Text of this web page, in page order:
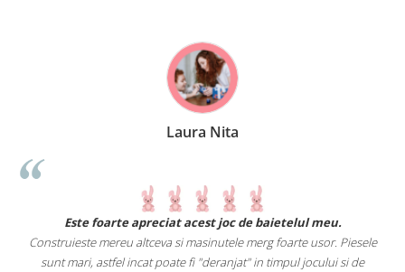
Laura Nita
Este foarte apreciat acest joc de baietelul meu.
Construieste mereu altceva si masinutele merg foarte usor. Piesele
sunt mari, astfel incat poate fi "deranjat" in timpul jocului si de